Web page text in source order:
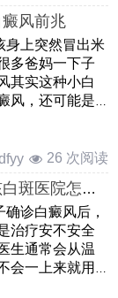
风前兆
身上突然冒出米
多爸妈一下子
其实这种小白
风，还可能是
26 次阅读
斑医院怎么
确诊白癜风后，
治疗安不安全
生通常会从温
会一上来就用